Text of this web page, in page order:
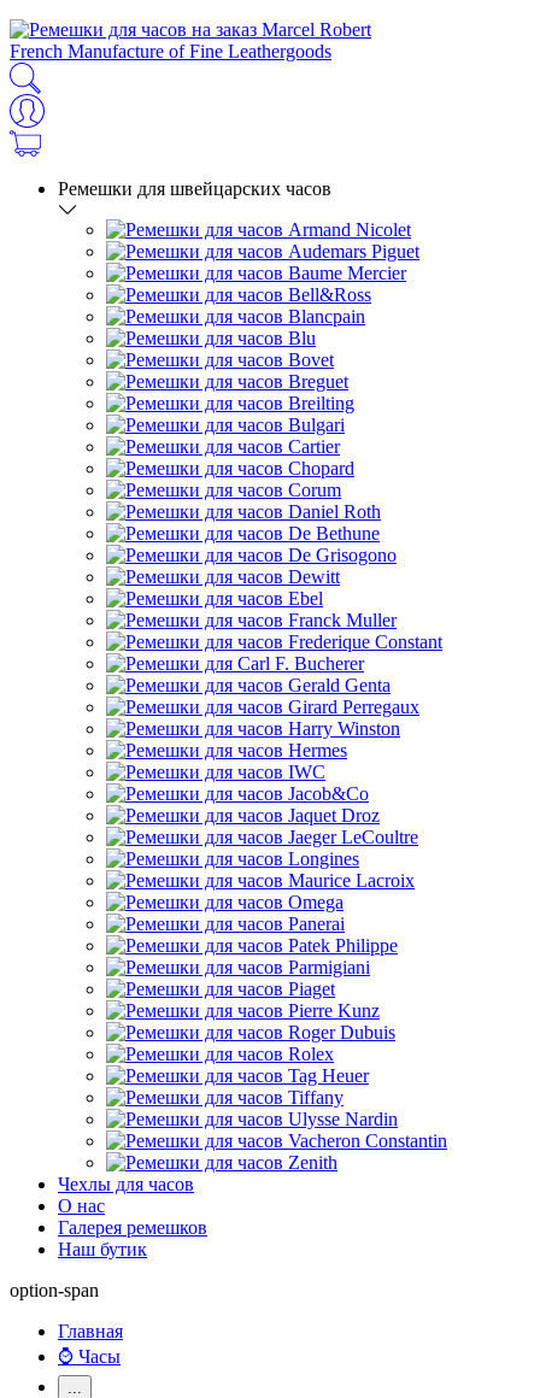
French Manufacture of Fine Leathergoods
Ремешки для швейцарских часов
Чехлы для часов
О нас
Галерея ремешков
Наш бутик
option-span
Главная
⌚ Часы